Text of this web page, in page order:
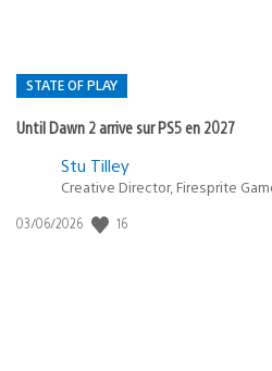
STATE OF PLAY
Until Dawn 2 arrive sur PS5 en 2027
Postée
:
Stu Tilley
Creative Director, Firesprite
Date
03/06/2026 16